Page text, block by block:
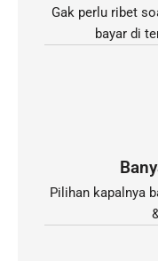
Gak perlu ribet
bayar di
Pilihan kapalnya